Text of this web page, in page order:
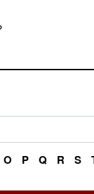
O P Q R S